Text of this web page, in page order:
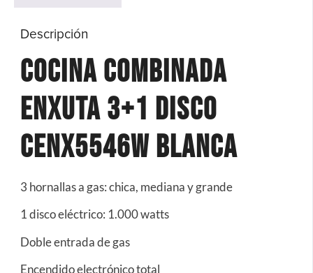
Descripción
Cocina Combinada
Enxuta 3+1 Disco
Cenx5546w Blanca
3 hornallas a gas: chica, mediana y grande
1 disco eléctrico: 1.000 watts
Doble entrada de gas
Encendido electrónico total